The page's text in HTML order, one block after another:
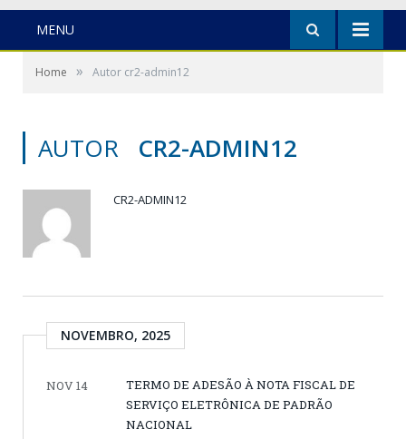
MENU
Home » Autor cr2-admin12
AUTOR CR2-ADMIN12
CR2-ADMIN12
NOVEMBRO, 2025
NOV 14
TERMO DE ADESÃO À NOTA FISCAL DE
SERVIÇO ELETRÔNICA DE PADRÃO
NACIONAL